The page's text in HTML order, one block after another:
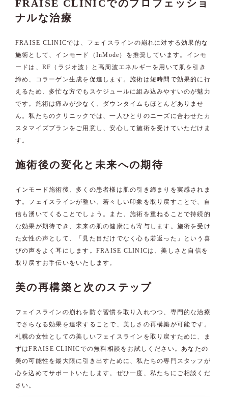
FRAISE CLINICでのプロフェッショ
ナルな治療
FRAISE CLINICでは、フェイスラインの崩れに対する効果的な
施術として、インモード（InMode）を推奨しています。インモ
ードは、RF（ラジオ波）と高周波エネルギーを用いて肌を引き
締め、コラーゲン生成を促進します。施術は短時間で効果的に行
えるため、多忙な方でもスケジュールに組み込みやすいのが魅力
です。施術は痛みが少なく、ダウンタイムもほとんどありませ
ん。私たちのクリニックでは、一人ひとりのニーズに合わせたカ
スタマイズプランをご用意し、安心して施術を受けていただけま
す。
施術後の変化と未来への期待
インモード施術後、多くの患者様は肌の引き締まりを実感されま
す。フェイスラインが整い、若々しい印象を取り戻すことで、自
信も湧いてくることでしょう。また、施術を重ねることで持続的
な効果が期待でき、未来の肌の健康にも寄与します。施術を受け
た女性の声として、「見た目だけでなく心も若返った」という喜
びの声をよく耳にします。FRAISE CLINICは、美しさと自信を
取り戻すお手伝いをいたします。
美の再構築と次のステップ
フェイスラインの崩れを防ぐ習慣を取り入れつつ、専門的な治療
でさらなる効果を追求することで、美しさの再構築が可能です。
札幌の女性としての美しいフェイスラインを取り戻すために、ま
ずはFRAISE CLINICでの無料相談をお試しください。あなたの
美の可能性を最大限に引き出すために、私たちの専門スタッフが
心を込めてサポートいたします。ぜひ一度、私たちにご相談くだ
さい。